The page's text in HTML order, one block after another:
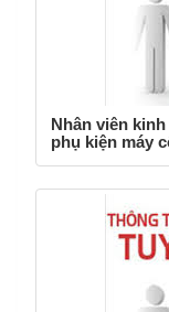
Nhân viên
phụ kiện máy